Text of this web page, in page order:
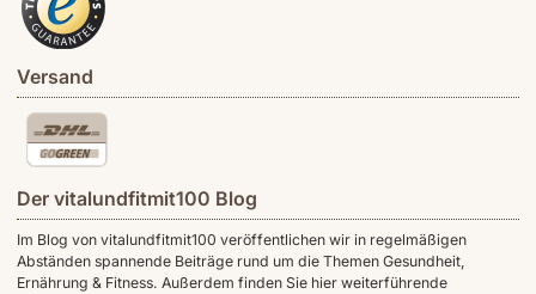
Versand
Der vitalundfitmit100 Blog
Im Blog von vitalundfitmit100 veröffentlichen wir in regelmäßigen
Abständen spannende Beiträge rund um die Themen Gesundheit,
Ernährung & Fitness. Außerdem finden Sie hier weiterführende